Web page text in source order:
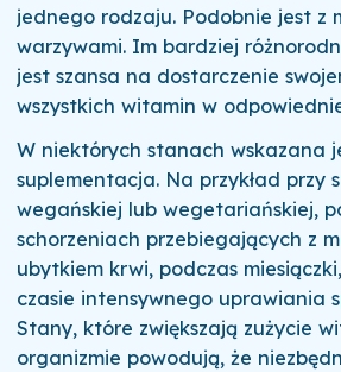
jednego rodzaju. Podobnie jest z
warzywami. Im bardziej
jest szansa na dostarczenie
wszystkich witamin w
W niektórych stanach wskazana
suplementacja. Na przykład przy
wegańskiej lub wegetariańskiej,
schorzeniach przebiegających z
ubytkiem krwi, podczas
czasie intensywnego uprawiania
Stany, które zwiększają zużycie
organizmie powodują, że